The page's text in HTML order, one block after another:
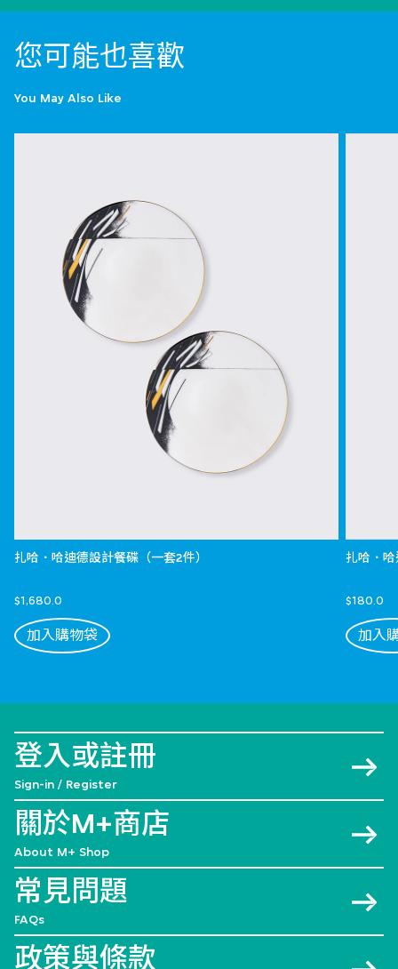
您可能也喜歡
You May Also Like
扎哈．哈迪德設計餐碟（一套2件）
$1,680.0
加入購物袋
扎哈．
$180.0
加入
登入或註冊
Sign-in / Register
關於M+商店
About M+ Shop
常見問題
FAQs
政策與條款